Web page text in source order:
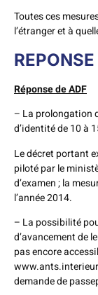
Toutes ces
l’étranger et à
REPONSE
Réponse de ADF
– La prolongation
d’identité de 10 à
Le décret portant
piloté par le
d’examen ; la
l’année 2014.
– La possibilité
d’avancement de
pas encore
demande de